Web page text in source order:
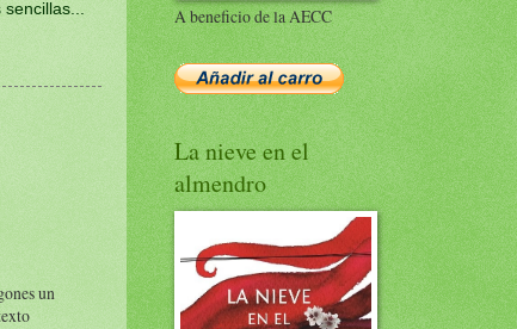
un
A beneficio de la AECC
La nieve en el
almendro